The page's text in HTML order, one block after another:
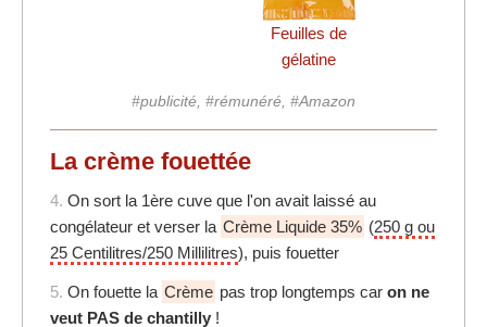
Feuilles de
gélatine
#publicité, #rémunéré, #Amazon
La crème fouettée
4. On sort la 1ère cuve que l'on avait laissé au
congélateur et verser la Crème Liquide 35% (250 g ou
25 Centilitres/250 Millilitres), puis fouetter
5. On fouette la Crème pas trop longtemps car on ne
veut PAS de chantilly !